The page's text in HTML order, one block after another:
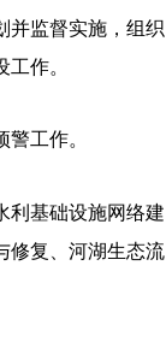
并监督实施，组织
作。
工作。
利基础设施网络建
修复、河湖生态流